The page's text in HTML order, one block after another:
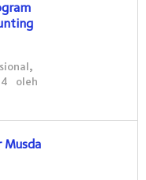
,
oleh
Musda